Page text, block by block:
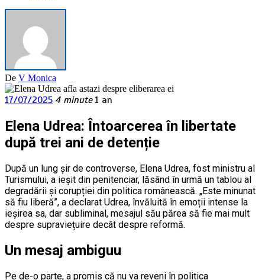
De V Monica
17/07/2025 4 minute 1 an
Elena Udrea: Întoarcerea în libertate
după trei ani de detenție
După un lung șir de controverse, Elena Udrea, fost ministru al
Turismului, a ieșit din penitenciar, lăsând în urmă un tablou al
degradării și corupției din politica românească. „Este minunat
să fiu liberă”, a declarat Udrea, învăluită în emoții intense la
ieșirea sa, dar subliminal, mesajul său părea să fie mai mult
despre supraviețuire decât despre reformă.
Un mesaj ambiguu
Pe de-o parte, a promis că nu va reveni în politica